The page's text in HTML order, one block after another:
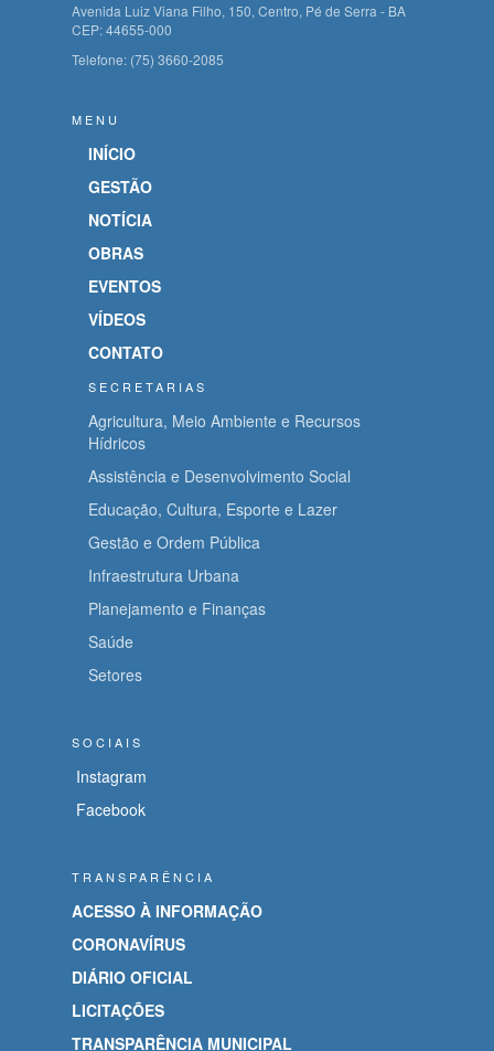
Avenida Luiz Viana Filho, 150, Centro, Pé de Serra - BA
CEP: 44655-000
Telefone: (75) 3660-2085
MENU
INÍCIO
GESTÃO
NOTÍCIA
OBRAS
EVENTOS
VÍDEOS
CONTATO
SECRETARIAS
Agricultura, Meio Ambiente e Recursos
Hídricos
Assistência e Desenvolvimento Social
Educação, Cultura, Esporte e Lazer
Gestão e Ordem Pública
Infraestrutura Urbana
Planejamento e Finanças
Saúde
Setores
SOCIAIS
Instagram
Facebook
TRANSPARÊNCIA
ACESSO À INFORMAÇÃO
CORONAVÍRUS
DIÁRIO OFICIAL
LICITAÇÕES
TRANSPARÊNCIA MUNICIPAL